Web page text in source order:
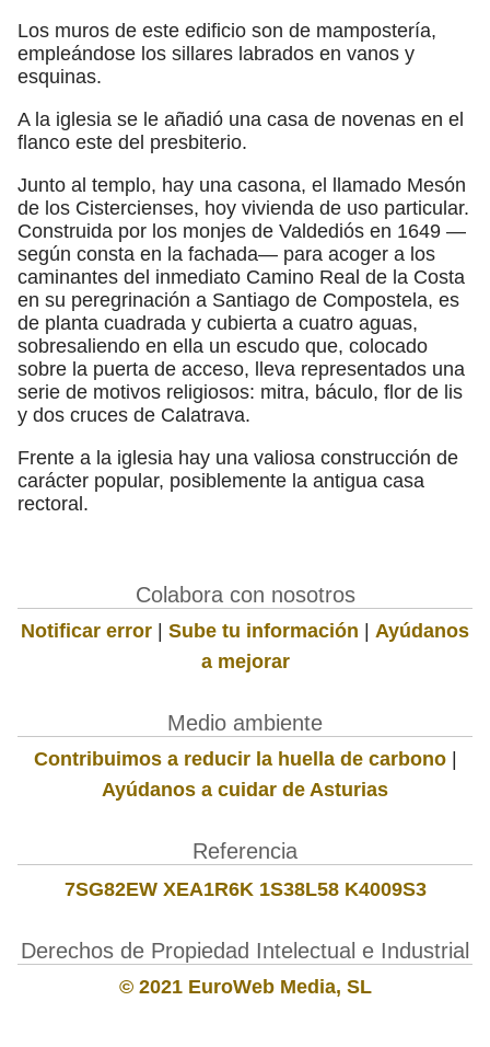
Los muros de este edificio son de mampostería,
empleándose los sillares labrados en vanos y
esquinas.
A la iglesia se le añadió una casa de novenas en el
flanco este del presbiterio.
Junto al templo, hay una casona, el llamado Mesón
de los Cistercienses, hoy vivienda de uso particular.
Construida por los monjes de Valdediós en 1649 —
según consta en la fachada— para acoger a los
caminantes del inmediato Camino Real de la Costa
en su peregrinación a Santiago de Compostela, es
de planta cuadrada y cubierta a cuatro aguas,
sobresaliendo en ella un escudo que, colocado
sobre la puerta de acceso, lleva representados una
serie de motivos religiosos: mitra, báculo, flor de lis
y dos cruces de Calatrava.
Frente a la iglesia hay una valiosa construcción de
carácter popular, posiblemente la antigua casa
rectoral.
Colabora con nosotros
Notificar error | Sube tu información | Ayúdanos
a mejorar
Medio ambiente
Contribuimos a reducir la huella de carbono|
Ayúdanos a cuidar de Asturias
Referencia
7SG82EW XEA1R6K 1S38L58 K4009S3
Derechos de Propiedad Intelectual e Industrial
© 2021 EuroWeb Media, SL